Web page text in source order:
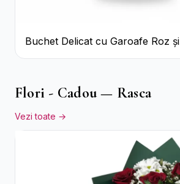
Buchet Delicat cu Garoafe Roz și
Crizanteme Albe
Flori - Cadou — Rasca
Vezi toate →